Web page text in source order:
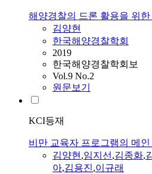
해양경찰의 드론 활용을 위
김양현
한국해양경찰학회
2019
한국해양경찰학회보
Vol.9 No.2
원문보기
KCI등재
비만 교육자 프로그램의 메
김양현,임지선,김종화,
아,김용진,이규래